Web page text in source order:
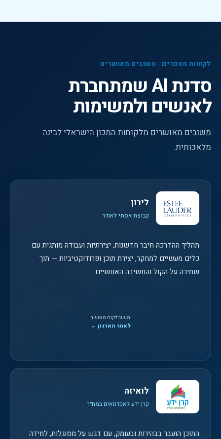
לקוחות מספרים · משובים מאושרים
סדנת AI שמתחברת
לאנשים ולמשימות
משובים מאושרים מלקוחות המכון הישראלי לבינה
מלאכותית.
לירון
קבוצת אסתי לאודר
תהליך ההדרכה חיבר חדשנות, יצירתיות ועבודה מותגית עם
כלים מעשיים למחקר, יצירת תוכן ופרודוקטיביות — תוך
שמירה על הקול והחשיבה האנושיים.
משוב לקוח מאושר
לאתר הארגון ←
לואיזה
קרן ידע לאקדמאים במח״ר
התוכן הועבר בבהירות ובעומק, עם דגש על מסוגלות, למידה